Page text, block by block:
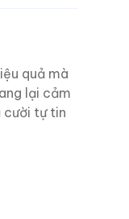
quả mà
lại cảm
cười tự tin